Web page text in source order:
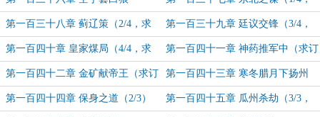
（4/4，求订阅） 求订阅）
第一百三十八章 蓟辽策（2/4，求
订阅）
第一百三十九章 廷议交锋（3/4，
求订阅）
第一百四十章 皇家煤局（4/4，求
订阅）
第一百四十一章 神药推军中（求订
阅）
第一百四十二章 金矿献帝王（求订
阅）
第一百四十三章 寒冬腊月下扬州
（1/3）
第一百四十四章 保身之道（2/3） 第一百四十五章 瓜州杀劫（3/3，